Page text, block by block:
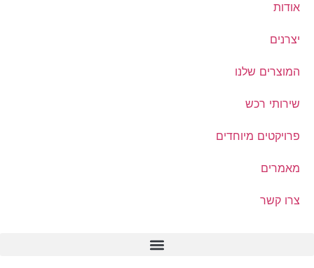
אודות
יצרנים
המוצרים שלנו
שירותי רכש
פרויקטים מיוחדים
מאמרים
צרו קשר